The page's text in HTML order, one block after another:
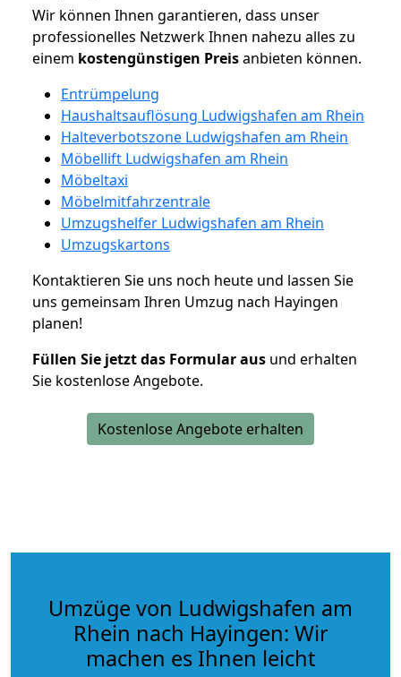
Wir können Ihnen garantieren, dass unser
professionelles Netzwerk Ihnen nahezu alles zu
einem kostengünstigen Preisanbieten können.
Entrümpelung
Haushaltsauflösung Ludwigshafen am Rhein
Halteverbotszone Ludwigshafen am Rhein
Möbellift Ludwigshafen am Rhein
Möbeltaxi
Möbelmitfahrzentrale
Umzugshelfer Ludwigshafen am Rhein
Umzugskartons
Kontaktieren Sie uns noch heute und lassen Sie
uns gemeinsam Ihren Umzug nach Hayingen
planen!
Füllen Sie jetzt das Formular aus und erhalten
Sie kostenlose Angebote.
Kostenlose Angebote erhalten
Umzüge von Ludwigshafen am
Rhein nach Hayingen: Wir
machen es Ihnen leicht